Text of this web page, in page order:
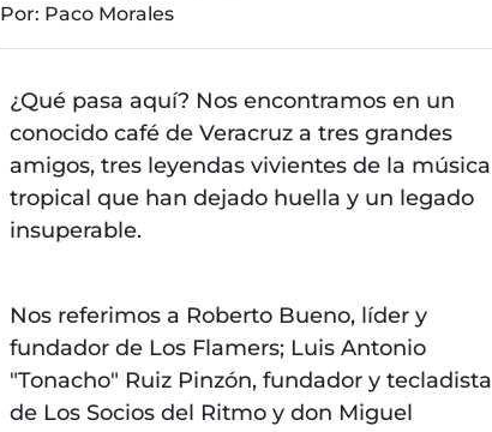
Por: Paco Morales
¿Qué pasa aquí? Nos encontramos en un
conocido café de Veracruz a tres grandes
amigos, tres leyendas vivientes de la música
tropical que han dejado huella y un legado
insuperable.
Nos referimos a Roberto Bueno, líder y
fundador de Los Flamers; Luis Antonio
"Tonacho" Ruiz Pinzón, fundador y tecladista
de Los Socios del Ritmo y don Miguel